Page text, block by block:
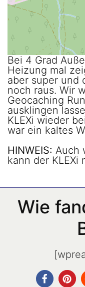
Bei 4 Grad
Heizung mal
aber super und
noch raus. Wir
Geocaching
ausklingen
KLEXi wieder
war ein kaltes
HINWEIS: Auch
kann der KLEXi
Wie